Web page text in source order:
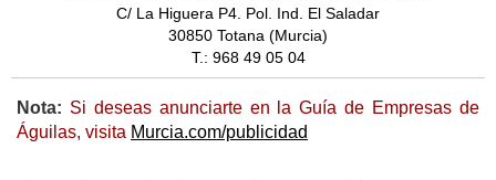
C/ La Higuera P4. Pol. Ind. El Saladar
30850 Totana (Murcia)
T.: 968 49 05 04
Nota: Si deseas anunciarte en la Guía de Empresas de
Águilas, visita Murcia.com/publicidad